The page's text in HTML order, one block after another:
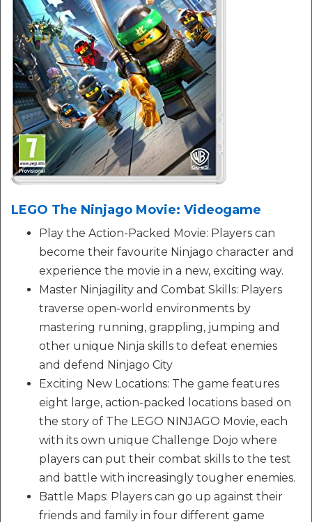
LEGO The Ninjago Movie: Videogame
Play the Action-Packed Movie: Players can
become their favourite Ninjago character and
experience the movie in a new, exciting way.
Master Ninjagility and Combat Skills: Players
traverse open-world environments by
mastering running, grappling, jumping and
other unique Ninja skills to defeat enemies
and defend Ninjago City
Exciting New Locations: The game features
eight large, action-packed locations based on
the story of The LEGO NINJAGO Movie, each
with its own unique Challenge Dojo where
players can put their combat skills to the test
and battle with increasingly tougher enemies.
Battle Maps: Players can go up against their
friends and family in four different game